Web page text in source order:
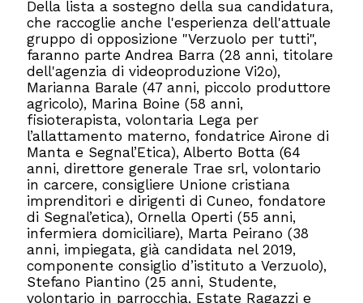
Della lista a sostegno della sua candidatura,
che raccoglie anche l'esperienza dell'attuale
gruppo di opposizione "Verzuolo per tutti",
faranno parte Andrea Barra (28 anni, titolare
dell'agenzia di videoproduzione Vi2o),
Marianna Barale (47 anni, piccolo produttore
agricolo), Marina Boine (58 anni,
fisioterapista, volontaria Lega per
l’allattamento materno, fondatrice Airone di
Manta e Segnal’Etica), Alberto ⁠⁠Botta (64
anni, direttore generale Trae srl, volontario
in carcere, consigliere Unione cristiana
imprenditori e dirigenti di Cuneo, fondatore
di Segnal’etica), Ornella Operti (55 anni,
infermiera domiciliare), Marta ⁠⁠Peirano (38
anni, impiegata, già candidata nel 2019,
componente consiglio d’istituto a Verzuolo),
Stefano Piantino (25 anni, Studente,
volontario in parrocchia, Estate Ragazzi e